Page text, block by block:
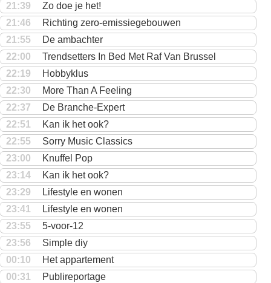
21:39
Zo doe je het!
21:46
Richting zero-emissiegebouwen
21:55
De ambachter
22:00
Trendsetters In Bed Met Raf Van Brussel
22:19
Hobbyklus
22:30
More Than A Feeling
22:37
De Branche-Expert
22:51
Kan ik het ook?
22:55
Sorry Music Classics
23:00
Knuffel Pop
23:14
Kan ik het ook?
23:29
Lifestyle en wonen
23:41
Lifestyle en wonen
23:55
5-voor-12
23:56
Simple diy
00:10
Het appartement
00:31
Publireportage